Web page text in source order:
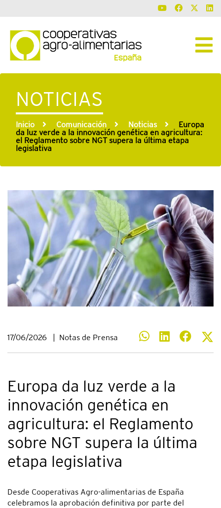
NOTICIAS
Inicio Comunicación Noticias
Europa
da luz verde a la innovación genética en agricultura:
el Reglamento sobre NGT supera la última etapa
legislativa
17/06/2026 | Notas de Prensa
Europa da luz verde a la
innovación genética en
agricultura: el Reglamento
sobre NGT supera la última
etapa legislativa
Desde Cooperativas Agro-alimentarias de España
celebramos la aprobación definitiva por parte del